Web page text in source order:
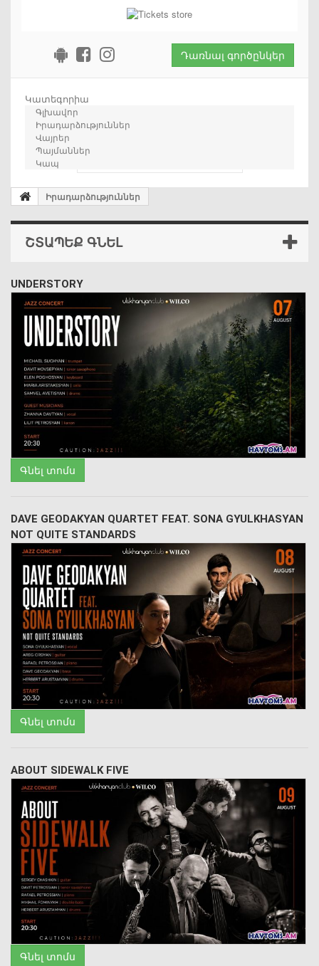
Դառնալ գործընկեր
Կատեգորիա
Գլխավոր
Իրադարձություններ
Վայրեր
Պայմաններ
Կապ
որոնում
Իրադարձություններ
ՇՏԱՊԵՔ ԳՆԵԼ
UNDERSTORY
Գնել տոմս
DAVE GEODAKYAN QUARTET FEAT. SONA GYULKHASYAN
NOT QUITE STANDARDS
Գնել տոմս
ABOUT SIDEWALK FIVE
Գնել տոմս